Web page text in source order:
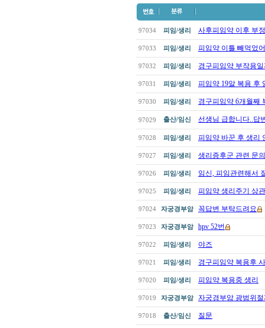
97034 피임/생리 사후피임약 이후 부
97033 피임/생리 피임약 이틀 빼먹었
97032 피임/생리 경구피임약 부작용일
97031 피임/생리 피임약 19알 복용 후
97030 피임/생리 경구피임약 6개월째
97029 출산/임신 선생님 급합니다..답
97028 피임/생리 피임약 바꾼 후 생리
97027 피임/생리 생리증후군 관련 문
97026 피임/생리 임신, 피임관련해서
97025 피임/생리 피임약 생리주기 상
97024 자궁경부암 꼭답변 부탁드려요
97023 자궁경부암 hpv 52번
97022 피임/생리 야즈
97021 피임/생리 경구피임약 복용후
97020 피임/생리 피임약 복용중 생리
97019 자궁경부암 자궁경부암 광범위
97018 출산/임신 질문